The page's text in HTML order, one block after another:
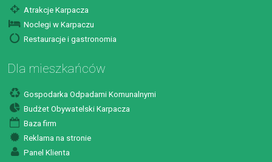
Atrakcje Karpacza
Noclegi w Karpaczu
Restauracje i gastronomia
Dla mieszkańców
Gospodarka Odpadami Komunalnymi
Budżet Obywatelski Karpacza
Baza firm
Reklama na stronie
Panel Klienta